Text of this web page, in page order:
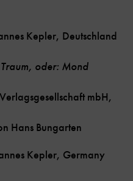
Kepler, Deutschland
oder: Mond
mbH,
Bungarten
Kepler, Germany